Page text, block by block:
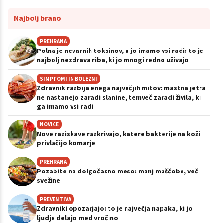
Najbolj brano
PREHRANA
Polna je nevarnih toksinov, a jo imamo vsi radi: to je
najbolj nezdrava riba, ki jo mnogi redno uživajo
SIMPTOMI IN BOLEZNI
Zdravnik razbija enega največjih mitov: mastna jetra
ne nastanejo zaradi slanine, temveč zaradi živila, ki
ga imamo vsi radi
NOVICE
Nove raziskave razkrivajo, katere bakterije na koži
privlačijo komarje
PREHRANA
Pozabite na dolgočasno meso: manj maščobe, več
svežine
PREVENTIVA
Zdravniki opozarjajo: to je največja napaka, ki jo
ljudje delajo med vročino